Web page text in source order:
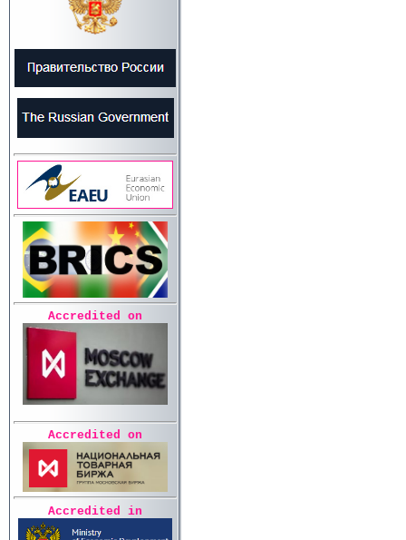
Accredited on
Accredited on
Accredited in